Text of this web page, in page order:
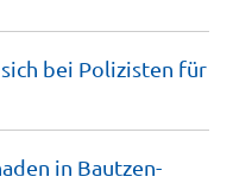
bei Polizisten für
in Bautzen-